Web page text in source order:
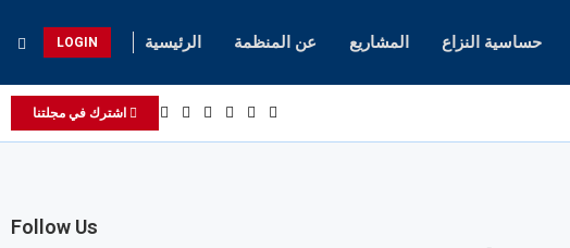
الرئيسية عن المنظمة المشاريع حساسية النزاع LOGIN
اشترك في مجلتنا
Follow Us